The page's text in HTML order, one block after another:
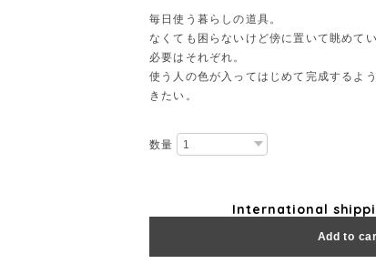
毎日使う暮らしの道具。
なくても困らないけど傍に置いて眺めてい
必要はそれぞれ。
使う人の色が入ってはじめて完成するよ
きたい。
数量
International
Add to